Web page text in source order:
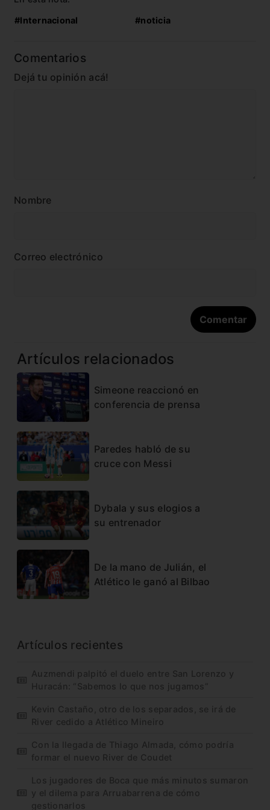
#Internacional #noticia
Comentarios
Dejá tu opinión acá!
Nombre
Correo electrónico
Artículos relacionados
Simeone reaccionó en
conferencia de prensa
Paredes habló de su
cruce con Messi
Dybala y sus elogios a
su entrenador
De la mano de Julián, el
Atlético le ganó al Bilbao
Artículos recientes
Auzmendi palpitó el duelo entre San Lorenzo y
Huracán: “Sabemos lo que nos jugamos”
Kevin Castaño, otro de los separados, se irá de
River cedido a Atlético Mineiro
Con la llegada de Thiago Almada, cómo podría
formar el nuevo River de Coudet
Los jugadores de Boca que más minutos sumaron
y el dilema para Arruabarrena de cómo
gestionarlos